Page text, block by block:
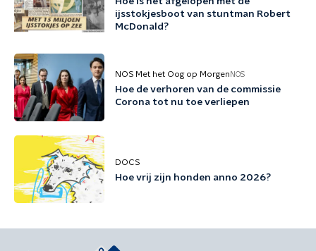
ijsstokjesboot van stuntman Robert
McDonald?
NOS Met het Oog op Morgen NOS
Hoe de verhoren van de commissie
Corona tot nu toe verliepen
DOCS
Hoe vrij zijn honden anno 2026?